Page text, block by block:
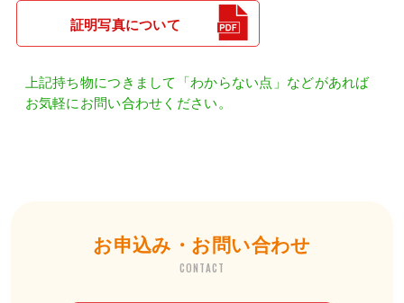
証明写真について
上記持ち物につきまして「わからない点」などがあれば
お気軽にお問い合わせください。
お申込み・お問い合わせ
CONTACT